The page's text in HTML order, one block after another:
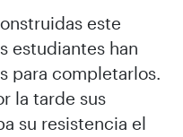
este
estudiantes han
para completarlos.
la tarde sus
su resistencia el